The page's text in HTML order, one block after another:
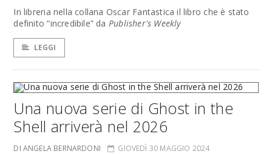
In libreria nella collana Oscar Fantastica il libro che è stato
definito “incredibile” da Publisher's Weekly
LEGGI
Una nuova serie di Ghost in the
Shell arriverà nel 2026
DI ANGELA BERNARDONI GIOVEDÌ 30 MAGGIO 2024